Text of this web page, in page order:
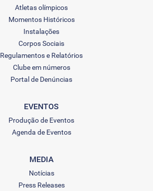
Atletas olímpicos
Momentos Históricos
Instalações
Corpos Sociais
Regulamentos e Relatórios
Clube em números
Portal de Denúncias
EVENTOS
Produção de Eventos
Agenda de Eventos
MEDIA
Notícias
Press Releases